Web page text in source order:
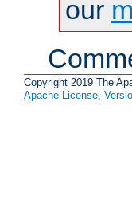
our
Copyright 2019 The
Apache License,